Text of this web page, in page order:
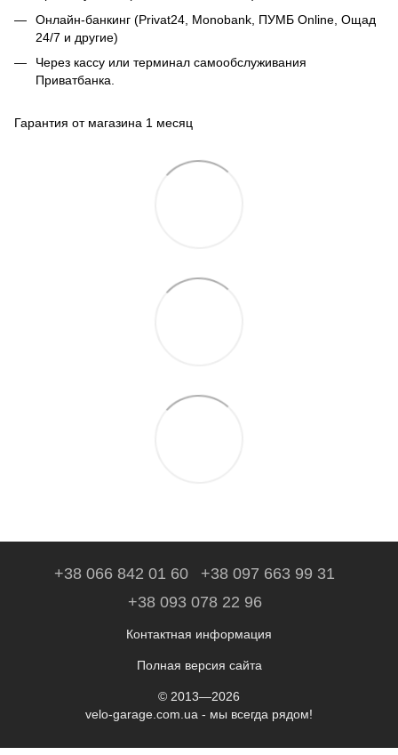
Онлайн-банкинг (Privat24, Monobank, ПУМБ Online, Ощад
24/7 и другие)
Через кассу или терминал самообслуживания
Приватбанка.
Гарантия от магазина 1 месяц
+38 066 842 01 60
+38 097 663 99 31
+38 093 078 22 96
Контактная информация
Полная версия сайта
© 2013—2026
velo-garage.com.ua - мы всегда рядом!